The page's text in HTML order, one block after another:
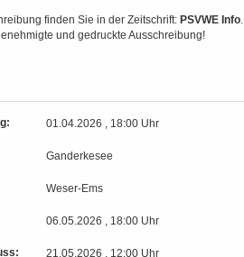
finden Sie in der Zeitschrift: PSVWE Info.
und gedruckte Ausschreibung!
01.04.2026 , 18:00 Uhr
Ganderkesee
Weser-Ems
06.05.2026 , 18:00 Uhr
21.05.2026 , 12:00 Uhr